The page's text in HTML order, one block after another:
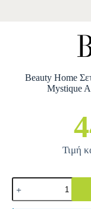
Beauty Home
Mystique
Τιμή
A